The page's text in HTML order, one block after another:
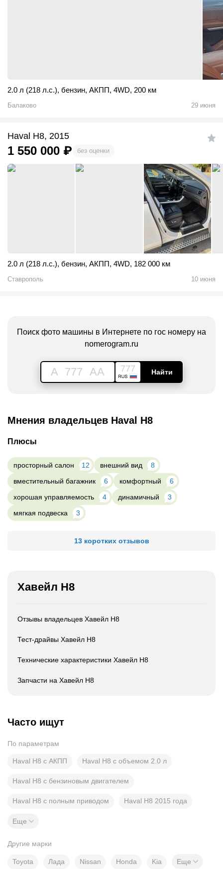
2.0 л (218 л.с.), бензин, АКПП, 4WD, 200 км
Балаково 29 июня
Haval H8, 2015
1 550 000 ₽ без оценки
2.0 л (218 л.с.), бензин, АКПП, 4WD, 182 000 км
Ставрополь 10 июня
Поиск фото машины в Интернете по гос номеру на
nomerogram.ru
A 777 AA 777 Найти
Мнения владельцев Haval H8
Плюсы
просторный салон 12 внешний вид
8
вместительный багажник
6 комфортный
6
хорошая управляемость
4 динамичный
3
мягкая подвеска
3
13 коротких отзывов
Хавейл Н8
Отзывы владельцев Хавейл Н8
Тест-драйвы Хавейл Н8
Технические характеристики Хавейл Н8
Запчасти на Хавейл Н8
Часто ищут
По параметрам
Haval H8 с АКПП Haval H8 с объемом 2.0 л
Haval H8 с бензиновым двигателем
Haval H8 с полным приводом Haval H8 2015 года
Еще
Другие марки
Toyota Лада Nissan Honda Kia Еще